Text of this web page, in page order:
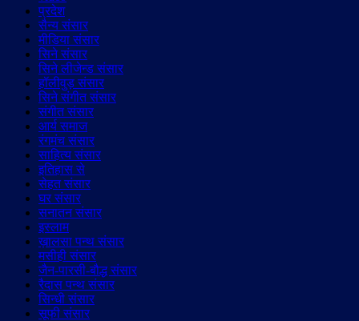
प्रदेश
सैन्य संसार
मीडिया संसार
सिने संसार
सिने लीजेन्ड संसार
हॉलीवुड़ संसार
सिने संगीत संसार
संगीत संसार
आर्य समाज
रंगमंच संसार
साहित्य संसार
इतिहास से
सेहत संसार
घर संसार
सनातन संसार
इस्लाम
ख़ालसा पन्थ संसार
मसीही संसार
जैन-पारसी-बौद्ध संसार
रैदास पन्थ संसार
सिन्धी संसार
सूफी संसार